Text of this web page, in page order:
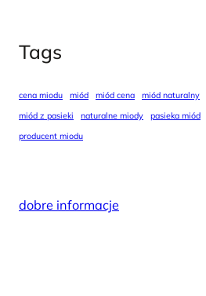
Tags
cena miodu miód miód cena miód naturalny
miód z pasieki
naturalne miody pasieka miód
producent miodu
dobre informacje